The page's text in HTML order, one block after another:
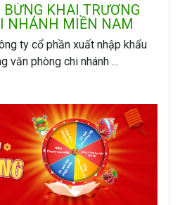
KHAI TRƯƠNG
NHÁNH MIỀN NAM
ty cổ phần xuất nhập khẩu
văn phòng chi nhánh ...